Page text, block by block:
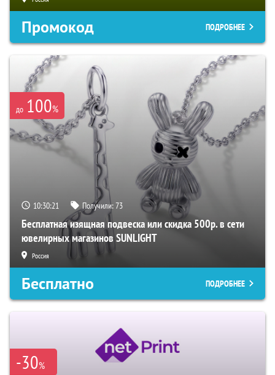
Промокод ПОДРОБНЕЕ
до 100%
10:30:20 Получили:73
Бесплатная изящная подвеска или скидка 500р. в сети
ювелирных магазинов SUNLIGHT
Россия
Бесплатно ПОДРОБНЕЕ
-30%